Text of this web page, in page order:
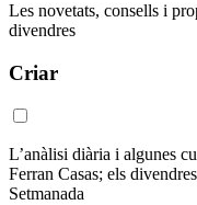
Les novetats, consells i
divendres
Criar
L’anàlisi diària i algunes
Ferran Casas; els
Setmanada